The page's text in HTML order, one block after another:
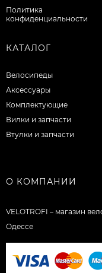
Политика
конфиденциальности
КАТАЛОГ
Велосипеды
Аксессуары
Комплектующие
Вилки и запчасти
Втулки и запчасти
О КОМПАНИИ
VELOTROFI – магазин
Одессе